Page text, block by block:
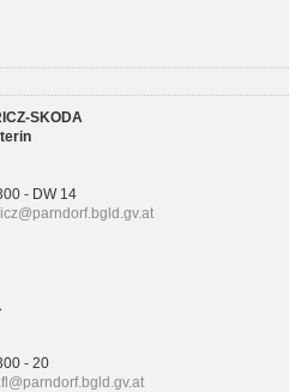
SKODA
- DW 14
- 20